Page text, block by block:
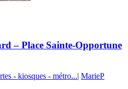
– Place Sainte-Opportune
- kiosques - métro...| MarieP